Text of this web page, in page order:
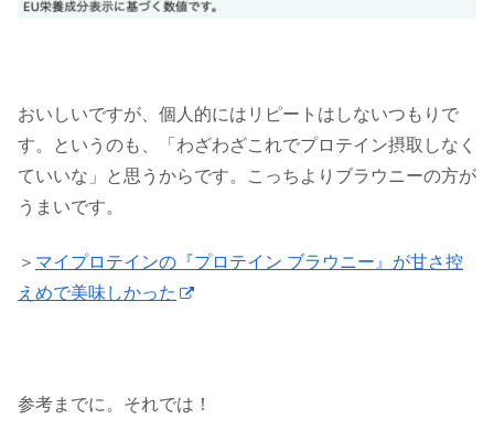
おいしいですが、個人的にはリピートはしないつもりで
す。というのも、「わざわざこれでプロテイン摂取しなく
ていいな」と思うからです。こっちよりブラウニーの方が
うまいです。
＞ マイプロテインの『プロテイン ブラウニー』が甘さ控
えめで美味しかった
参考までに。それでは！